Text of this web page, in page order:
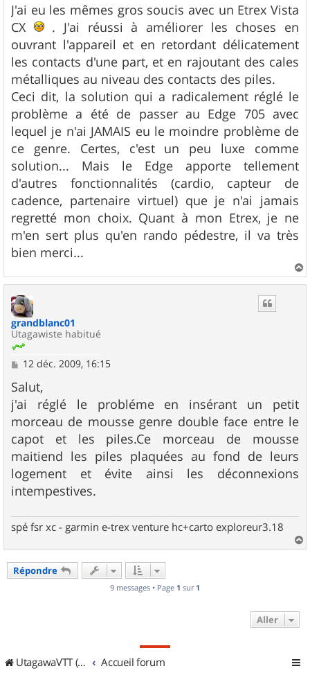
s
s
a
g
e
J'ai eu les mêmes gros soucis avec un Etrex Vista
CX
. J'ai réussi à améliorer les choses en
ouvrant l'appareil et en retordant délicatement
les contacts d'une part, et en rajoutant des cales
métalliques au niveau des contacts des piles.
Ceci dit, la solution qui a radicalement réglé le
problème a été de passer au Edge 705 avec
lequel je n'ai JAMAIS eu le moindre problème de
ce genre. Certes, c'est un peu luxe comme
solution... Mais le Edge apporte tellement
d'autres fonctionnalités (cardio, capteur de
cadence, partenaire virtuel) que je n'ai jamais
regretté mon choix. Quant à mon Etrex, je ne
m'en sert plus qu'en rando pédestre, il va très
bien merci...
a
grandblanc01
Utagawiste habitué
M
s
s
a
g
e
12 déc. 2009, 16:15
Salut,
j'ai réglé le probléme en insérant un petit
morceau de mousse genre double face entre le
capot et les piles.Ce morceau de mousse
maitiend les piles plaquées au fond de leurs
logement et évite ainsi les déconnexions
intempestives.
spé fsr xc - garmin e-trex venture hc+carto exploreur3.18
a
Répondre
9 messages • Page 1 sur 1
Aller
UtagawaVTT (Randos VTT et VTTAE avec traces GPS) Accueil forum